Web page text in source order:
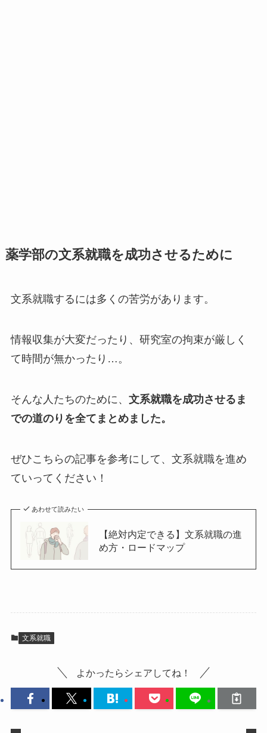
薬学部の文系就職を成功させるために
文系就職するには多くの苦労があります。
情報収集が大変だったり、研究室の拘束が厳しく
て時間が無かったり…。
そんな人たちのために、 文系就職を成功させるま
での道のりを全てまとめました。
ぜひこちらの記事を参考にして、文系就職を進め
ていってください！
あわせて読みたい
【絶対内定できる】文系就職の進
め方・ロードマップ
文系就職
よかったらシェアしてね！